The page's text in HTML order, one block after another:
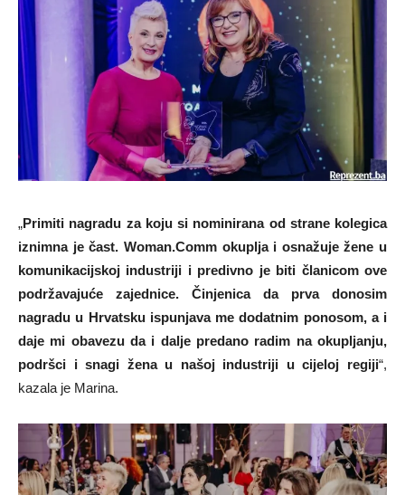
„Primiti nagradu za koju si nominirana od strane kolegica
iznimna je čast. Woman.Comm okuplja i osnažuje žene u
komunikacijskoj industriji i predivno je biti članicom ove
podržavajuće zajednice. Činjenica da prva donosim
nagradu u Hrvatsku ispunjava me dodatnim ponosom, a i
daje mi obavezu da i dalje predano radim na okupljanju,
podršci i snagi žena u našoj industriji u cijeloj regiji“,
kazala je Marina.